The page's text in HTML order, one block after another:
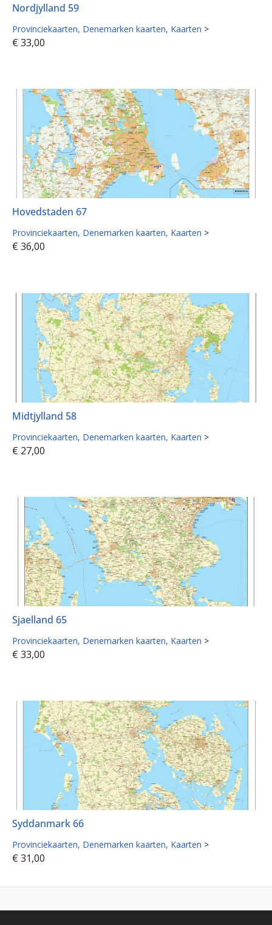
Nordjylland 59
Provinciekaarten Denemarken kaarten Kaarten >
€ 33,00
Hovedstaden 67
Provinciekaarten Denemarken kaarten Kaarten >
€ 36,00
Midtjylland 58
Provinciekaarten Denemarken kaarten Kaarten >
€ 27,00
Sjaelland 65
Provinciekaarten Denemarken kaarten Kaarten >
€ 33,00
Syddanmark 66
Provinciekaarten Denemarken kaarten Kaarten >
€ 31,00